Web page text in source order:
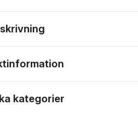
kategorier